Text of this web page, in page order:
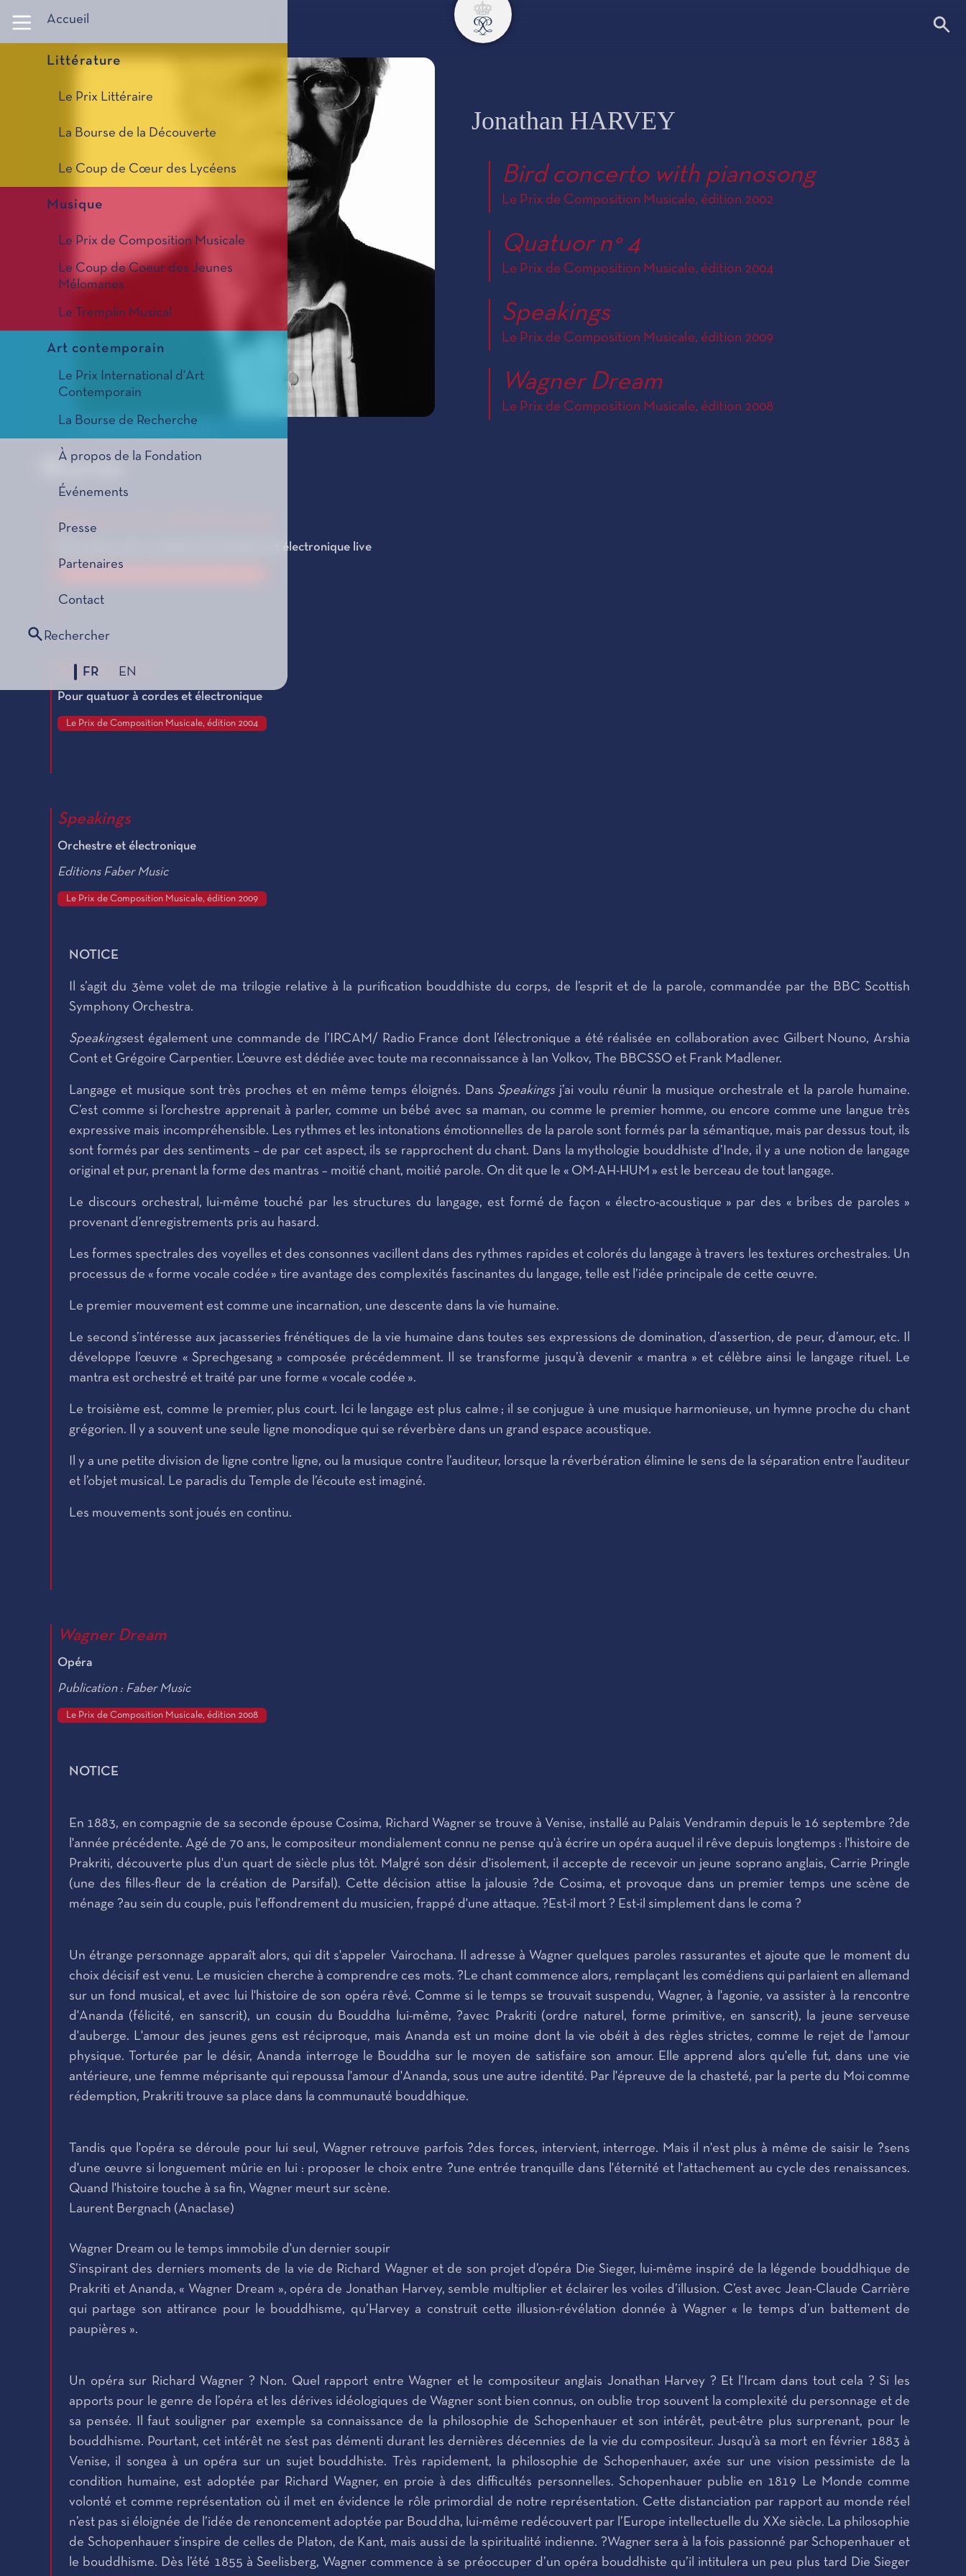
Accueil
Littérature
Le Prix Littéraire
La Bourse de la Découverte
Le Coup de Cœur des Lycéens
Musique
Le Prix de Composition Musicale
Le Coup de Coeur des Jeunes
Mélomanes
Le Tremplin Musical
Art contemporain
Le Prix International d'Art
Contemporain
La Bourse de Recherche
À propos de la Fondation
Événements
Presse
Partenaires
Contact
Rechercher
FR EN
© Jérôme Schlomoff - 2010
Jonathan HARVEY
Bird concerto with pianosong
Le Prix de Composition Musicale, édition 2002
Quatuor n° 4
Le Prix de Composition Musicale, édition 2004
Speakings
Le Prix de Composition Musicale, édition 2009
Wagner Dream
Le Prix de Composition Musicale, édition 2008
Œuvres
Bird concerto with pianosong
Pour piano solo, orchestre de chambre et électronique live
Quatuor n° 4
Pour quatuor à cordes et électronique
Le Prix de Composition Musicale, édition 2004
Speakings
Orchestre et électronique
Editions Faber Music
Le Prix de Composition Musicale, édition 2009
NOTICE
Il s’agit du 3ème volet de ma trilogie relative à la purification bouddhiste du corps, de l’esprit et de la parole, commandée par the BBC Scottish
Symphony Orchestra.
Speakingsest également une commande de l’IRCAM/ Radio France dont l’électronique a été réalisée en collaboration avec Gilbert Nouno, Arshia
Cont et Grégoire Carpentier. L’œuvre est dédiée avec toute ma reconnaissance à Ian Volkov, The BBCSSO et Frank Madlener.
Langage et musique sont très proches et en même temps éloignés. Dans Speakings j’ai voulu réunir la musique orchestrale et la parole humaine.
C’est comme si l’orchestre apprenait à parler, comme un bébé avec sa maman, ou comme le premier homme, ou encore comme une langue très
expressive mais incompréhensible. Les rythmes et les intonations émotionnelles de la parole sont formés par la sémantique, mais par dessus tout, ils
sont formés par des sentiments – de par cet aspect, ils se rapprochent du chant. Dans la mythologie bouddhiste d’Inde, il y a une notion de langage
original et pur, prenant la forme des mantras – moitié chant, moitié parole. On dit que le « OM-AH-HUM » est le berceau de tout langage.
Le discours orchestral, lui-même touché par les structures du langage, est formé de façon « électro-acoustique » par des « bribes de paroles »
provenant d’enregistrements pris au hasard.
Les formes spectrales des voyelles et des consonnes vacillent dans des rythmes rapides et colorés du langage à travers les textures orchestrales. Un
processus de « forme vocale codée » tire avantage des complexités fascinantes du langage, telle est l’idée principale de cette œuvre.
Le premier mouvement est comme une incarnation, une descente dans la vie humaine.
Le second s’intéresse aux jacasseries frénétiques de la vie humaine dans toutes ses expressions de domination, d’assertion, de peur, d’amour, etc. Il
développe l’œuvre « Sprechgesang » composée précédemment. Il se transforme jusqu’à devenir « mantra » et célèbre ainsi le langage rituel. Le
mantra est orchestré et traité par une forme « vocale codée ».
Le troisième est, comme le premier, plus court. Ici le langage est plus calme ; il se conjugue à une musique harmonieuse, un hymne proche du chant
grégorien. Il y a souvent une seule ligne monodique qui se réverbère dans un grand espace acoustique.
Il y a une petite division de ligne contre ligne, ou la musique contre l’auditeur, lorsque la réverbération élimine le sens de la séparation entre l’auditeur
et l’objet musical. Le paradis du Temple de l’écoute est imaginé.
Les mouvements sont joués en continu.
Wagner Dream
Opéra
Publication : Faber Music
Le Prix de Composition Musicale, édition 2008
NOTICE
En 1883, en compagnie de sa seconde épouse Cosima, Richard Wagner se trouve à Venise, installé au Palais Vendramin depuis le 16 septembre ?de
l'année précédente. Agé de 70 ans, le compositeur mondialement connu ne pense qu'à écrire un opéra auquel il rêve depuis longtemps : l'histoire de
Prakriti, découverte plus d'un quart de siècle plus tôt. Malgré son désir d'isolement, il accepte de recevoir un jeune soprano anglais, Carrie Pringle
(une des filles-fleur de la création de Parsifal). Cette décision attise la jalousie ?de Cosima, et provoque dans un premier temps une scène de
ménage ?au sein du couple, puis l'effondrement du musicien, frappé d'une attaque. ?Est-il mort ? Est-il simplement dans le coma ?
Un étrange personnage apparaît alors, qui dit s'appeler Vairochana. Il adresse à Wagner quelques paroles rassurantes et ajoute que le moment du
choix décisif est venu. Le musicien cherche à comprendre ces mots. ?Le chant commence alors, remplaçant les comédiens qui parlaient en allemand
sur un fond musical, et avec lui l'histoire de son opéra rêvé. Comme si le temps se trouvait suspendu, Wagner, à l'agonie, va assister à la rencontre
d'Ananda (félicité, en sanscrit), un cousin du Bouddha lui-même, ?avec Prakriti (ordre naturel, forme primitive, en sanscrit), la jeune serveuse
d'auberge. L'amour des jeunes gens est réciproque, mais Ananda est un moine dont la vie obéit à des règles strictes, comme le rejet de l'amour
physique. Torturée par le désir, Ananda interroge le Bouddha sur le moyen de satisfaire son amour. Elle apprend alors qu'elle fut, dans une vie
antérieure, une femme méprisante qui repoussa l'amour d'Ananda, sous une autre identité. Par l'épreuve de la chasteté, par la perte du Moi comme
rédemption, Prakriti trouve sa place dans la communauté bouddhique.
Tandis que l'opéra se déroule pour lui seul, Wagner retrouve parfois ?des forces, intervient, interroge. Mais il n'est plus à même de saisir le ?sens
d'une œuvre si longuement mûrie en lui : proposer le choix entre ?une entrée tranquille dans l'éternité et l'attachement au cycle des renaissances.
Quand l'histoire touche à sa fin, Wagner meurt sur scène.
Laurent Bergnach (Anaclase)
Wagner Dream ou le temps immobile d'un dernier soupir
S’inspirant des derniers moments de la vie de Richard Wagner et de son projet d’opéra Die Sieger, lui-même inspiré de la légende bouddhique de
Prakriti et Ananda, « Wagner Dream », opéra de Jonathan Harvey, semble multiplier et éclairer les voiles d’illusion. C’est avec Jean-Claude Carrière
qui partage son attirance pour le bouddhisme, qu’Harvey a construit cette illusion-révélation donnée à Wagner « le temps d’un battement de
paupières ».
Un opéra sur Richard Wagner ? Non. Quel rapport entre Wagner et le compositeur anglais Jonathan Harvey ? Et l’Ircam dans tout cela ? Si les
apports pour le genre de l’opéra et les dérives idéologiques de Wagner sont bien connus, on oublie trop souvent la complexité du personnage et de
sa pensée. Il faut souligner par exemple sa connaissance de la philosophie de Schopenhauer et son intérêt, peut-être plus surprenant, pour le
bouddhisme. Pourtant, cet intérêt ne s’est pas démenti durant les dernières décennies de la vie du compositeur. Jusqu’à sa mort en février 1883 à
Venise, il songea à un opéra sur un sujet bouddhiste. Très rapidement, la philosophie de Schopenhauer, axée sur une vision pessimiste de la
condition humaine, est adoptée par Richard Wagner, en proie à des difficultés personnelles. Schopenhauer publie en 1819 Le Monde comme
volonté et comme représentation où il met en évidence le rôle primordial de notre représentation. Cette distanciation par rapport au monde réel
n’est pas si éloignée de l’idée de renoncement adoptée par Bouddha, lui-même redécouvert par l’Europe intellectuelle du XXe siècle. La philosophie
de Schopenhauer s’inspire de celles de Platon, de Kant, mais aussi de la spiritualité indienne. ?Wagner sera à la fois passionné par Schopenhauer et
le bouddhisme. Dès l’été 1855 à Seelisberg, Wagner commence à se préoccuper d’un opéra bouddhiste qu’il intitulera un peu plus tard Die Sieger